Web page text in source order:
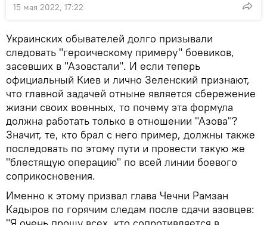
15 мая 2022, 17:22
Украинских обывателей долго призывали
следовать "героическому примеру" боевиков,
засевших в "Азовстали". И если теперь
официальный Киев и лично Зеленский признают,
что главной задачей отныне является сбережение
жизни своих военных, то почему эта формула
должна работать только в отношении "Азова"?
Значит, те, кто брал с него пример, должны также
последовать по этому пути и провести такую же
"блестящую операцию" по всей линии боевого
соприкосновения.
Именно к этому призвал глава Чечни Рамзан
Кадыров по горячим следам после сдачи азовцев: